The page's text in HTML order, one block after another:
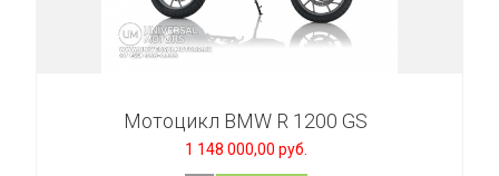
Мотоцикл BMW R 1200 GS
1 148 000,00 руб.